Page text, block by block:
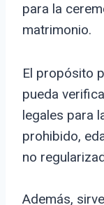
para la
matrimonio.
El propósito
pueda
legales para
prohibido,
no
Además,